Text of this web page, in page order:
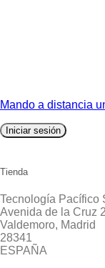
Mando a distancia
Iniciar sesión
Tienda
Tecnología Pacífico
Avenida de la Cruz
Valdemoro, Madrid
28341
ESPAÑA